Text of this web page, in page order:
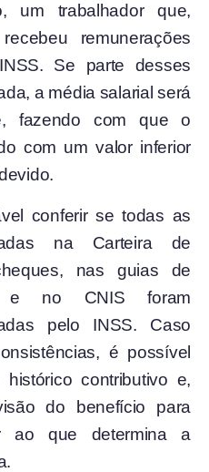
um trabalhador que,
remunerações
Se parte desses
a média salarial será
fazendo com que o
com um valor inferior
conferir se todas as
na Carteira de
nas guias de
e no CNIS foram
pelo INSS. Caso
é possível
contributivo e,
do benefício para
ao que determina a